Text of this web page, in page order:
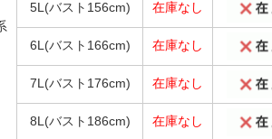
5L(バスト156cm) 在庫なし
6L(バスト166cm) 在庫なし
7L(バスト176cm) 在庫なし
8L(バスト186cm) 在庫なし